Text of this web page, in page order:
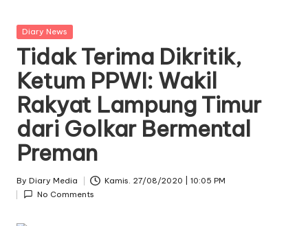
Posted
Diary News
Tidak Terima Dikritik,
Ketum PPWI: Wakil
Rakyat Lampung Timur
dari Golkar Bermental
Preman
Posted
by
By Diary Media
Kamis. 27/08/2020 | 10:05 PM
No Comments